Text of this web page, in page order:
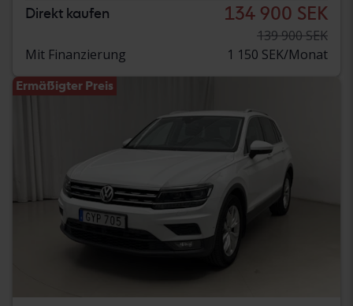
Direkt kaufen 134 900 SEK
139 900 SEK
Mit Finanzierung
1 150 SEK/Monat
Ermäßigter Preis